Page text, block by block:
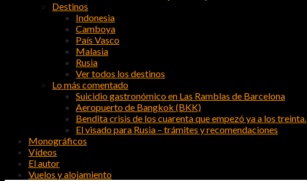
Destinos
Indonesia
Camboya
País Vasco
Malasia
Rusia
Ver todos los destinos
Lo más comentado
Suicidio gastronómico en Las Ramblas de Barcelona
Aeropuerto de Bangkok (BKK)
Bendita crisis de los cuarenta que empezó ya a los treinta.
El visado para Rusia – trámites y recomendaciones
Monográficos
Vídeos
El autor
Vuelos y alojamiento